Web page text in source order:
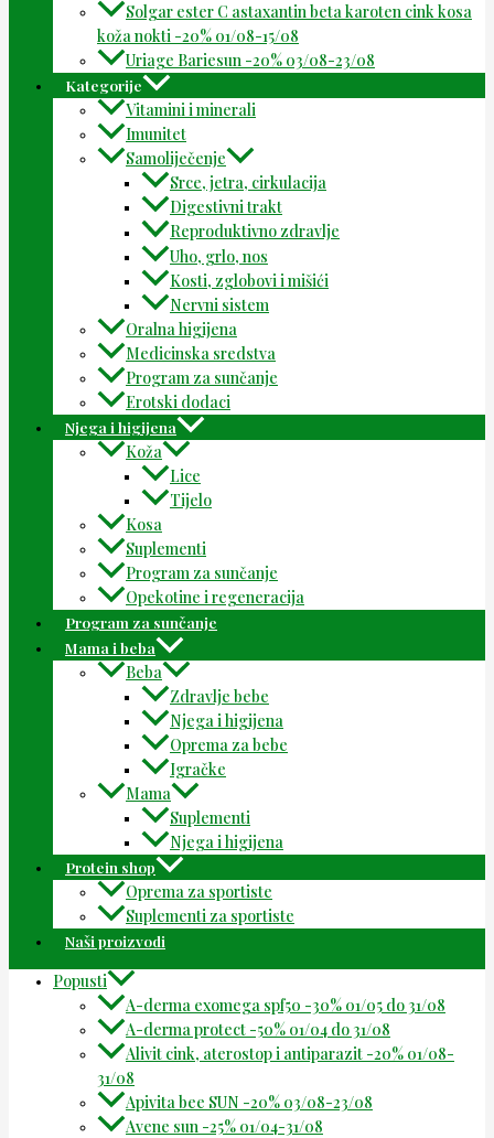
Solgar ester C astaxantin beta karoten cink kosa
koža nokti -20% 01/08-15/08
Uriage Bariesun -20% 03/08-23/08
Kategorije
Vitamini i minerali
Imunitet
Samoliječenje
Srce, jetra, cirkulacija
Digestivni trakt
Reproduktivno zdravlje
Uho, grlo, nos
Kosti, zglobovi i mišići
Nervni sistem
Oralna higijena
Medicinska sredstva
Program za sunčanje
Erotski dodaci
Njega i higijena
Koža
Lice
Tijelo
Kosa
Suplementi
Program za sunčanje
Opekotine i regeneracija
Program za sunčanje
Mama i beba
Beba
Zdravlje bebe
Njega i higijena
Oprema za bebe
Igračke
Mama
Suplementi
Njega i higijena
Protein shop
Oprema za sportiste
Suplementi za sportiste
Naši proizvodi
Popusti
A-derma exomega spf50 -30% 01/05 do 31/08
A-derma protect -50% 01/04 do 31/08
Alivit cink, aterostop i antiparazit -20% 01/08-
31/08
Apivita bee SUN -20% 03/08-23/08
Avene sun -25% 01/04-31/08